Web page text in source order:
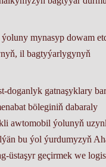
mynasyp dowam
il bagtyýarlygynyň
doganlyk gatnaşyklary
böleginiň dabaraly
awtomobil ýolunyň
bu ýol ýurdumyzyň
üstaşyr geçirmek we